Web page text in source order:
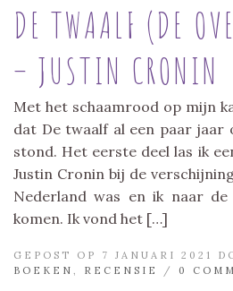
DE TWAALF (DE
– JUSTIN CRONIN
Met het schaamrood op mijn
dat De twaalf al een paar jaar
stond. Het eerste deel las ik
Justin Cronin bij de
Nederland was en ik naar
komen. Ik vond het […]
GEPOST OP 7 JANUARI 2021
BOEKEN
RECENSIE / 0